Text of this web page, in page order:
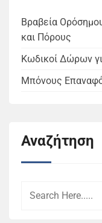
Βραβεία
και Πόρους
Κωδικοί Δώρων
Μπόνους
Αναζήτηση